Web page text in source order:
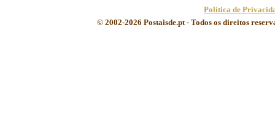
Política de
© 2002-2026 Postaisde.pt - Todos os direitos